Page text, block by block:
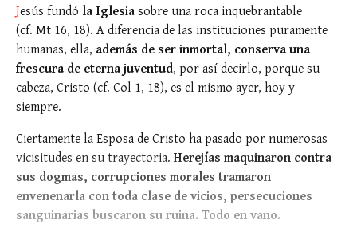
Jesús fundó la Iglesiasobre una roca inquebrantable
(cf. Mt 16, 18). A diferencia de las instituciones puramente
humanas, ella, además de ser inmortal, conserva una
frescura de eterna juventud, por así decirlo, porque su
cabeza, Cristo (cf. Col 1, 18), es el mismo ayer, hoy y
siempre.
Ciertamente la Esposa de Cristo ha pasado por numerosas
vicisitudes en su trayectoria. Herejías maquinaron contra
sus dogmas, corrupciones morales tramaron
envenenarla con toda clase de vicios, persecuciones
sanguinarias buscaron su ruina. Todo en vano.